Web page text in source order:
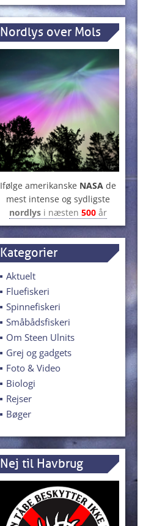
Nordlys over Mols
Ifølge amerikanske NASA de
mest intense og sydligste
nordlys i næsten 500 år
Kategorier
Aktuelt
Fluefiskeri
Spinnefiskeri
Småbådsfiskeri
Om Steen Ulnits
Grej og gadgets
Foto & Video
Biologi
Rejser
Bøger
Nej til Havbrug